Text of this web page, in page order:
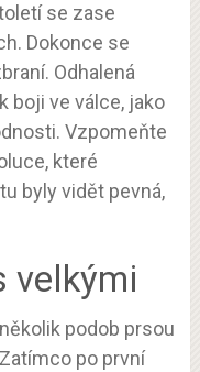
se zase
Dokonce se
Odhalená
boji ve válce, jako
Vzpomeňte
které
byly vidět pevná,
velkými
podob prsou
po první